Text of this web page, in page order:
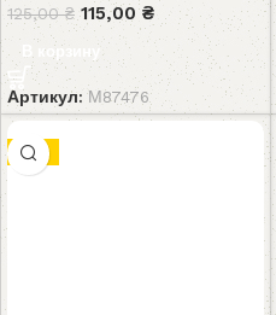
125,00₴ 115,00₴
В корзину
Артикул:М87476
-9%